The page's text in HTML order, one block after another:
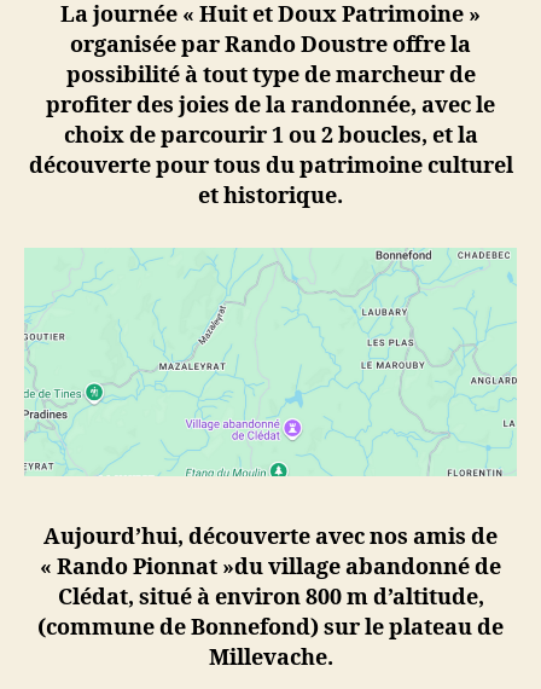
La journée « Huit et Doux Patrimoine »
organisée par Rando Doustre offre la
possibilité à tout type de marcheur de
profiter des joies de la randonnée, avec le
choix de parcourir 1 ou 2 boucles, et la
découverte pour tous du patrimoineculturel
et historique.
Aujourd’hui, découverte avec nos amis de
« Rando Pionnat »du village abandonné de
Clédat, situé à environ 800 m d’altitude,
(commune de Bonnefond) sur le plateau de
Millevache.